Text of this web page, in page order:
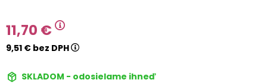
11,70 €
9,51 € bez DPH
SKLADOM - odosielame ihneď